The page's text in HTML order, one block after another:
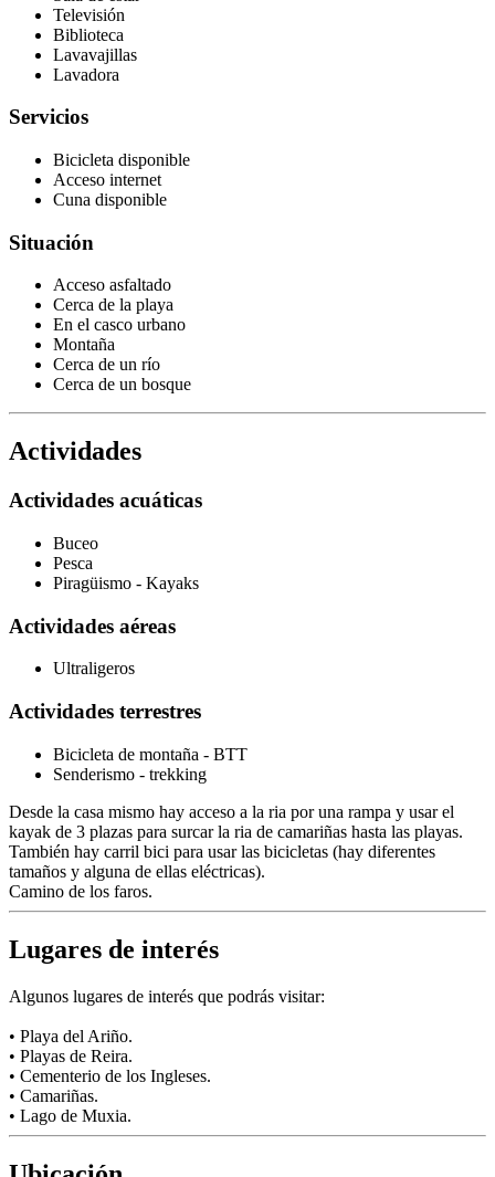
Televisión
Biblioteca
Lavavajillas
Lavadora
Servicios
Bicicleta disponible
Acceso internet
Cuna disponible
Situación
Acceso asfaltado
Cerca de la playa
En el casco urbano
Montaña
Cerca de un río
Cerca de un bosque
Actividades
Actividades acuáticas
Buceo
Pesca
Piragüismo - Kayaks
Actividades aéreas
Ultraligeros
Actividades terrestres
Bicicleta de montaña - BTT
Senderismo - trekking
Desde la casa mismo hay acceso a la ria por una rampa y usar el
kayak de 3 plazas para surcar la ria de camariñas hasta las playas.
También hay carril bici para usar las bicicletas (hay diferentes
tamaños y alguna de ellas eléctricas).
Camino de los faros.
Lugares de interés
Algunos lugares de interés que podrás visitar:
• Playa del Ariño.
• Playas de Reira.
• Cementerio de los Ingleses.
• Camariñas.
• Lago de Muxia.